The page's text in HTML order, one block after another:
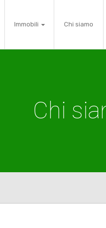
Immobili Chi siamo
Chi